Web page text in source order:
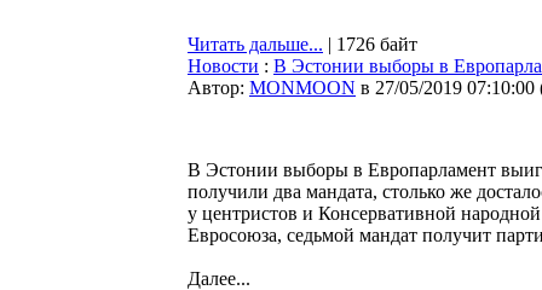
Читать дальше... | 1726 байт
Новости : В Эстонии выборы в
Автор: MONMOON в 27/05/2019 07:10:00
В Эстонии выборы в Европарламент
получили два мандата, столько же
у центристов и Консервативной
Евросоюза, седьмой мандат получит
Далее...